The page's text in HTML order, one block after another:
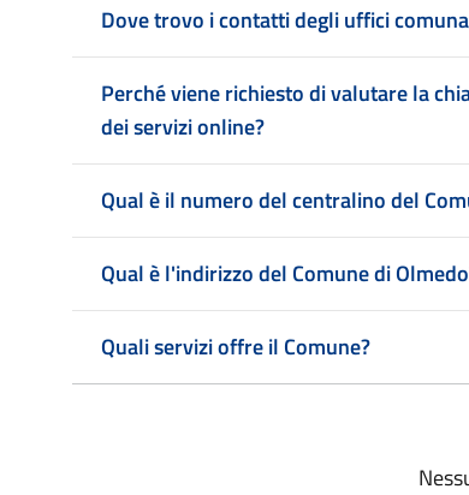
Dove trovo i contatti degli uffici
Perché viene richiesto di valutare la
dei servizi online?
Qual è il numero del centralino del
Qual è l'indirizzo del Comune di
Quali servizi offre il Comune?